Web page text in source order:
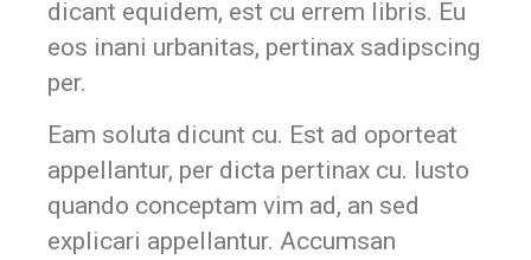
dicant equidem, est cu errem libris. Eu
eos inani urbanitas, pertinax sadipscing
per.
Eam soluta dicunt cu. Est ad oporteat
appellantur, per dicta pertinax cu. Iusto
quando conceptam vim ad, an sed
explicari appellantur. Accumsan